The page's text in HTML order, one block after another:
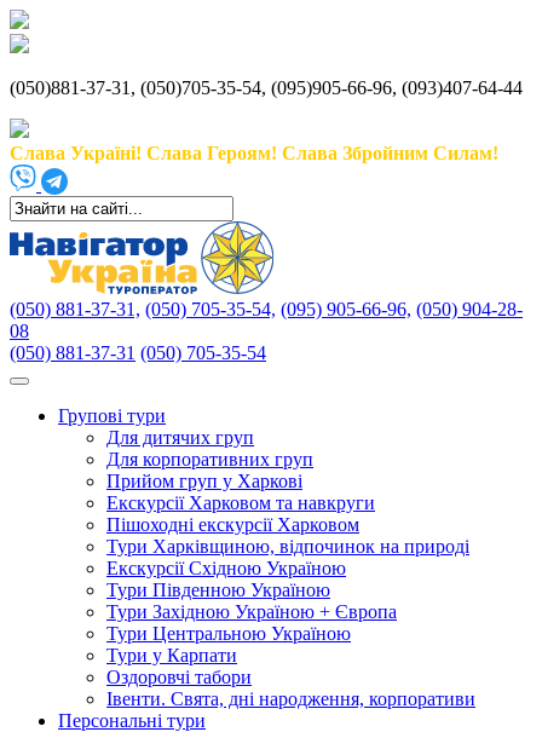
(050)881-37-31, (050)705-35-54, (095)905-66-96, (093)407-64-44
Слава Україні! Слава Героям! Слава Збройним Силам!
(050) 881-37-31, (050) 705-35-54, (095) 905-66-96, (050) 904-28-
08
(050) 881-37-31 (050) 705-35-54
Групові тури
Для дитячих груп
Для корпоративних груп
Прийом груп у Харкові
Екскурсії Харковом та навкруги
Пішоходні екскурсії Харковом
Тури Харківщиною, відпочинок на природі
Екскурсії Східною Україною
Тури Південною Україною
Тури Західною Україною + Європа
Тури Центральною Україною
Тури у Карпати
Оздоровчі табори
Івенти. Свята, дні народження, корпоративи
Персональні тури